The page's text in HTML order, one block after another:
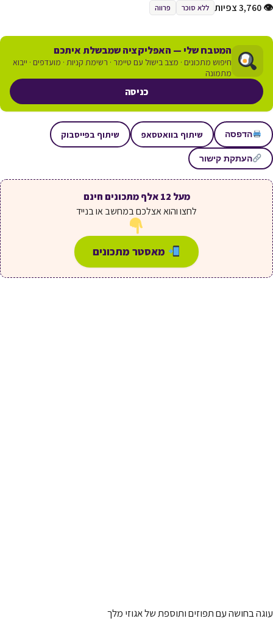
👁 3,760 צפיות ללא סוכר פרווה
המטבח שלי — האפליקציה שמבשלת איתכם
חיפוש מתכונים · מצב בישול עם טיימר · רשימת קניות · מועדפים · ייבוא
מתמונה
כניסה
הדפסה שיתוף בוואטסאפ שיתוף בפייסבוק
העתקת קישור
מעל 12 אלף מתכונים חינם
לחצו והוא אצלכם במחשב או בנייד
מאסטר מתכונים
עוגה בחושה עם תפוזים ותוספת של אגוזי מלך